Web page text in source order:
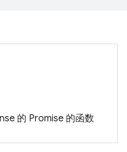
的 Promise 的函数